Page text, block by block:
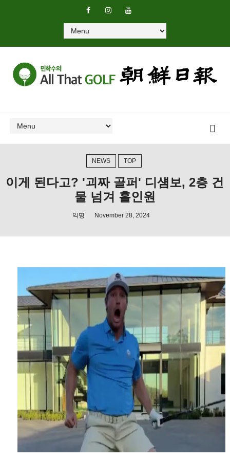
NEWS TOP
이게 된다고? '괴짜 골퍼' 디섐보, 2층 건
물 넘겨 홀인원
익명 November 28, 2024